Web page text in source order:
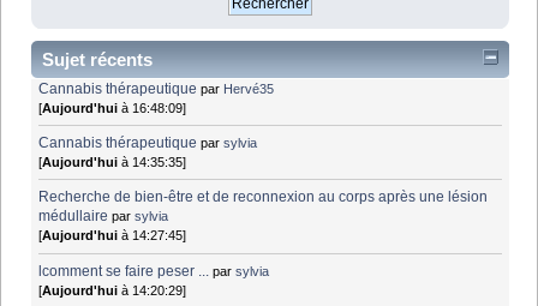
Sujet récents
Cannabis thérapeutique par Hervé35
[Aujourd'hui à 16:48:09]
Cannabis thérapeutique parsylvia
[Aujourd'hui à 14:35:35]
Recherche de bien-être et de reconnexion au corps après une lésion
médullaire parsylvia
[Aujourd'hui à 14:27:45]
lcomment se faire peser ... parsylvia
[Aujourd'hui à 14:20:29]